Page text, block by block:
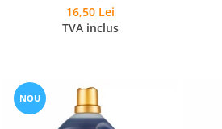
and Fresh Pink Peony Fresh 8
buc
16,50 Lei
TVA inclus
NOU